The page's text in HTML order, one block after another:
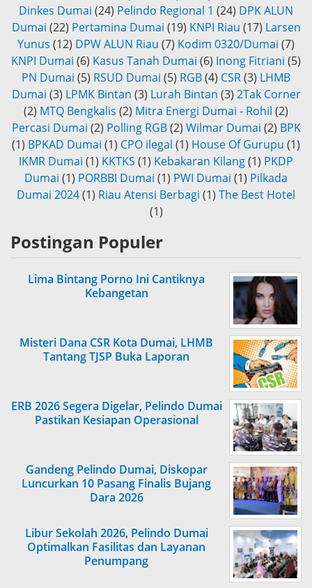
Dinkes Dumai (24) Pelindo Regional 1 (24) DPK ALUN
Dumai (22) Pertamina Dumai (19) KNPI Riau (17) Larsen
Yunus (12) DPW ALUN Riau (7) Kodim 0320/Dumai (7)
KNPI Dumai (6) Kasus Tanah Dumai (6) Inong Fitriani (5)
PN Dumai (5) RSUD Dumai (5) RGB(4) CSR(3) LHMB
Dumai (3) LPMK Bintan (3) Lurah Bintan (3) 2Tak Corner
(2) MTQ Bengkalis (2) Mitra Energi Dumai - Rohil (2)
Percasi Dumai (2) Polling RGB (2) Wilmar Dumai (2) BPK
(1) BPKAD Dumai (1) CPO ilegal (1) House Of Gurupu (1)
IKMR Dumai (1) KKTKS (1) Kebakaran Kilang(1) PKDP
Dumai (1) PORBBI Dumai (1) PWI Dumai (1) Pilkada
Dumai 2024(1) Riau Atensi Berbagi (1) The Best Hotel
(1)
Postingan Populer
Lima Bintang Porno Ini Cantiknya
Kebangetan
Misteri Dana CSR Kota Dumai, LHMB
Tantang TJSP Buka Laporan
ERB 2026 Segera Digelar, Pelindo Dumai
Pastikan Kesiapan Operasional
Gandeng Pelindo Dumai, Diskopar
Luncurkan 10 Pasang Finalis Bujang
Dara 2026
Libur Sekolah 2026, Pelindo Dumai
Optimalkan Fasilitas dan Layanan
Penumpang